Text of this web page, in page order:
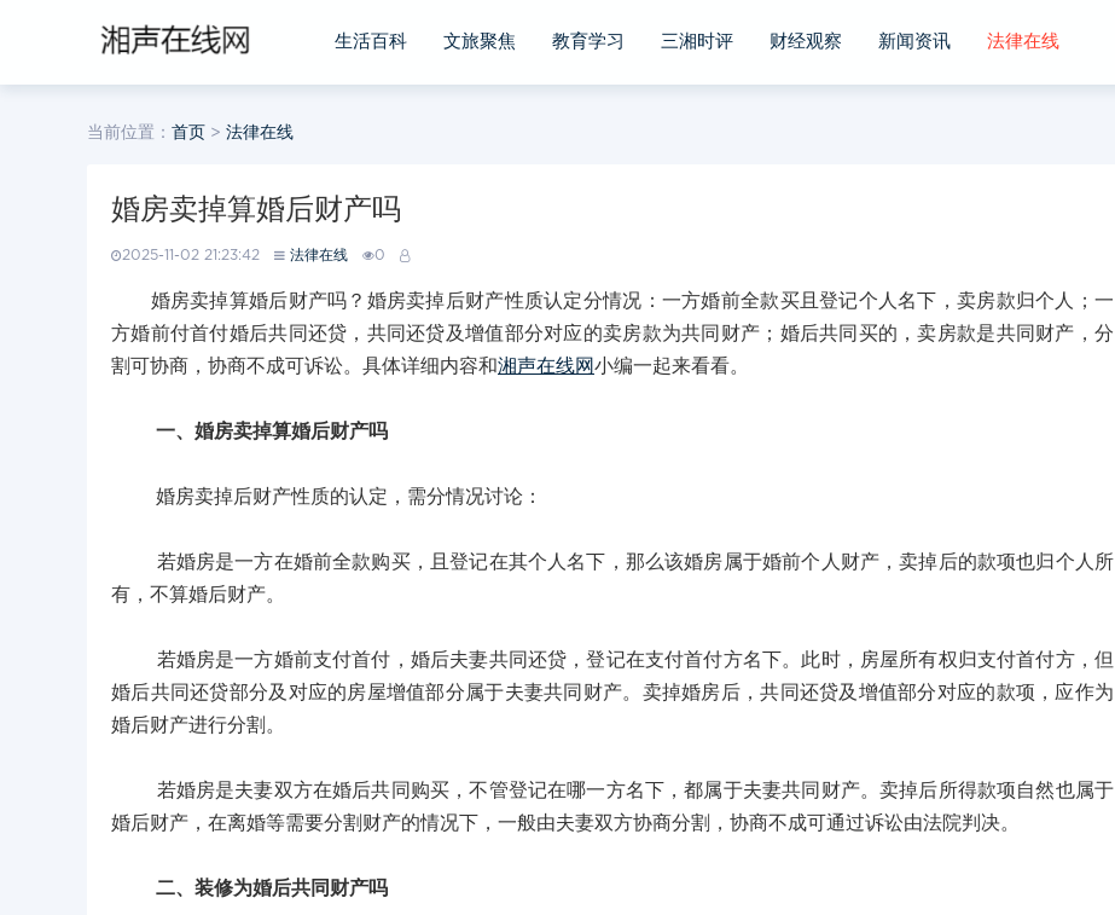
生活百科 文旅聚焦 教育学习 三湘时评 财经观察 新闻资讯 法律在线
当前位置： 首页 > 法律在线
婚房卖掉算婚后财产吗
2025-11-02 21:23:42 法律在线 0
婚房卖掉算婚后财产吗？婚房卖掉后财产性质认定分情况：一方婚前全款买且登记个人名下，卖房款归个人；一
方婚前付首付婚后共同还贷，共同还贷及增值部分对应的卖房款为共同财产；婚后共同买的，卖房款是共同财产，分
割可协商，协商不成可诉讼。具体详细内容和湘声在线网小编一起来看看。
一、婚房卖掉算婚后财产吗
婚房卖掉后财产性质的认定，需分情况讨论：
若婚房是一方在婚前全款购买，且登记在其个人名下，那么该婚房属于婚前个人财产，卖掉后的款项也归个人所
有，不算婚后财产。
若婚房是一方婚前支付首付，婚后夫妻共同还贷，登记在支付首付方名下。此时，房屋所有权归支付首付方，但
婚后共同还贷部分及对应的房屋增值部分属于夫妻共同财产。卖掉婚房后，共同还贷及增值部分对应的款项，应作为
婚后财产进行分割。
若婚房是夫妻双方在婚后共同购买，不管登记在哪一方名下，都属于夫妻共同财产。卖掉后所得款项自然也属于
婚后财产，在离婚等需要分割财产的情况下，一般由夫妻双方协商分割，协商不成可通过诉讼由法院判决。
二、装修为婚后共同财产吗